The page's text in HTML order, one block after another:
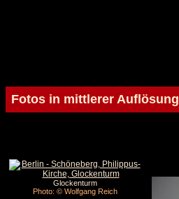
Fotos in mittlerer Auflösung
Glockenturm
Photo: © Wolfgang Reich